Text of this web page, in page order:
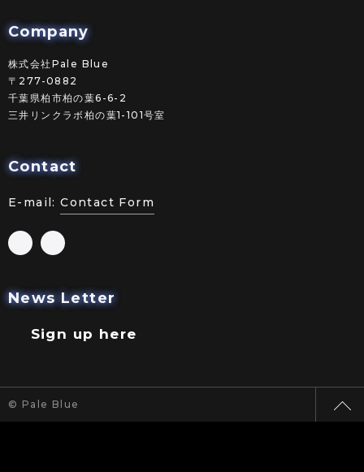
Company
株式会社Pale Blue
〒277-0882
千葉県柏市柏の葉6-6-2
三井リンクラボ柏の葉1-101号室
Contact
E-mail:Contact Form
News Letter
Sign up here
© Pale Blue